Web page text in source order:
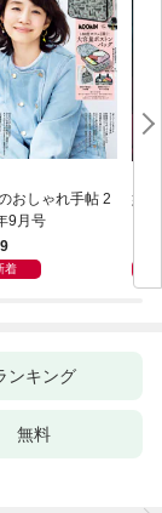
おしゃれ手帖 2
9月号
着
婦
ンキング
無料